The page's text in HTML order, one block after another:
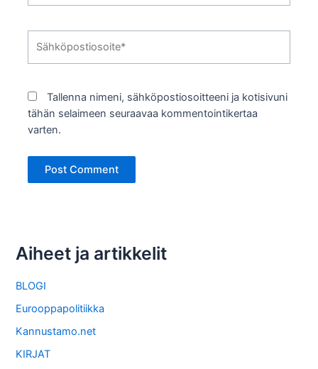
Tallenna nimeni, sähköpostiosoitteeni ja kotisivuni
tähän selaimeen seuraavaa kommentointikertaa
varten.
Aiheet ja artikkelit
BLOGI
Eurooppapolitiikka
Kannustamo.net
KIRJAT